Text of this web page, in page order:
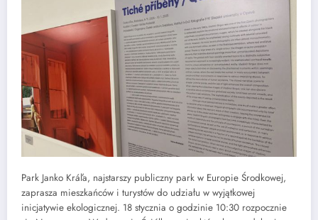
Park Janko Kráľa, najstarszy publiczny park w Europie Środkowej,
zaprasza mieszkańców i turystów do udziału w wyjątkowej
inicjatywie ekologicznej. 18 stycznia o godzinie 10:30 rozpocznie